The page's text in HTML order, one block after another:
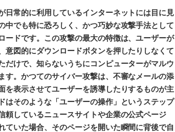
日常的に利用しているインターネットには目に見
中でも特に恐ろしく、かつ巧妙な攻撃手法として
ードです。この攻撃の最大の特徴は、ユーザーが
意図的にダウンロードボタンを押したりしなくて
だけで、知らないうちにコンピューターがマルウ
す。かつてのサイバー攻撃は、不審なメールの添
を表示させてユーザーを誘導したりするものが主
はそのような「ユーザーの操作」というステップ
頼しているニュースサイトや企業の公式ページ
ていた場合、そのページを開いた瞬間に背後で自